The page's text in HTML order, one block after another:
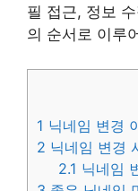
필 접근, 정보
의 순서로 이루
1 닉네임 변경
2 닉네임 변경
2.1 닉네임